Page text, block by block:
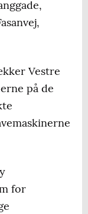
Vestre
på de
for